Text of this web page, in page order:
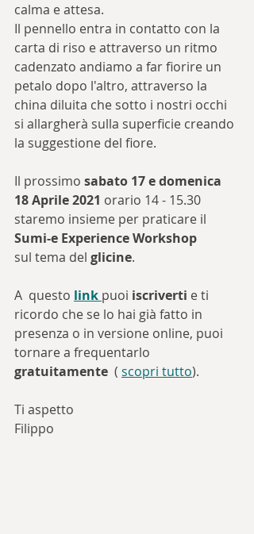
calma e attesa.
Il pennello entra in contatto con la
carta di riso e attraverso un ritmo
cadenzato andiamo a far fiorire un
petalo dopo l'altro, attraverso la
china diluita che sotto i nostri occhi
si allargherà sulla superficie creando
la suggestione del fiore.
Il prossimo sabato 17 e domenica
18 Aprile 2021 orario 14 - 15.30
staremo insieme per praticare il
Sumi-e Experience Workshop
sul tema del glicine.
A  questo link puoi iscriverti e ti
ricordo che se lo hai già fatto in
presenza o in versione online, puoi
tornare a frequentarlo
gratuitamente
  (
scopri tutto).
Ti aspetto
Filippo